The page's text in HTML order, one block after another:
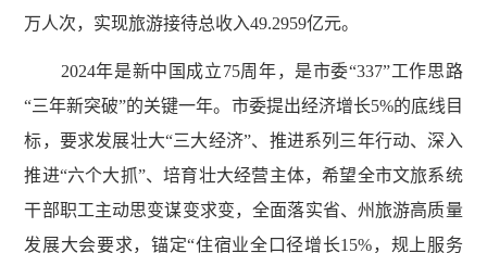
万人次，实现旅游接待总收入49.2959亿元。
2024年是新中国成立75周年，是市委“337”工作思路
“三年新突破”的关键一年。市委提出经济增长5%的底线目
标，要求发展壮大“三大经济”、推进系列三年行动、深入
推进“六个大抓”、培育壮大经营主体，希望全市文旅系统
干部职工主动思变谋变求变，全面落实省、州旅游高质量
发展大会要求，锚定“住宿业全口径增长15%，规上服务